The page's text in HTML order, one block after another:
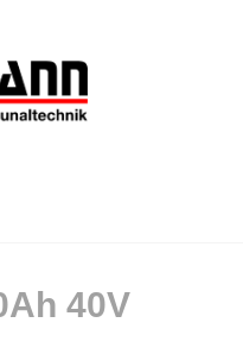
40V